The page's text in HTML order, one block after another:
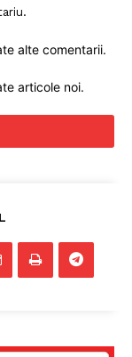
alte comentarii.
articole noi.